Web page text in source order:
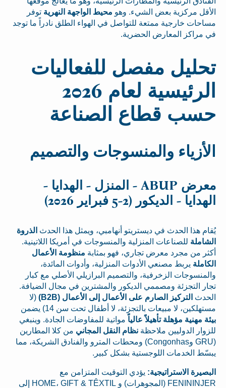
الأقل مركزية بعض الشيء. وهو محيط الواجهة النهرية توفر
مساحات خارجية ممتعة للتواصل في الهواء الطلق نادراً ما توجد
في مراكز المعارض الحضرية.
تحليل مفصل للفعاليات
الرئيسية لعام 2026
حسب قطاع الصناعة
الأزياء والمنسوجات والتصميم
معرض ABUP - المنزل - الهدايا -
الهدايا - الديكور (2-5 فبراير 2026)
يُقام هذا الحدث في ديستريتو أنهامبي، ويمثل هذا الحدث الذروة
الشاملة للصناعات المنزلية والمنسوجات في أمريكا اللاتينية.
أكثر من مجرد معرض تجاري، فهو بمثابة منظومة الأعمال
الكاملة يربط مصنعي الأدوات المنزلية، وأدوات المائدة،
والمنسوجات الزخرفية، والتصميم البرازيلي الأصلي مع كبار
تجار التجزئة ومصممي الديكور والمشترين في مجال الضيافة.
الحدث التركيز الصارم على الأعمال إلى الأعمال (B2B)
(لا
مستهلكين، لا مبيعات بالتجزئة، لا أطفال تحت سن 14) يضمن
بيئة مهنية مؤهلة تأهيلاً عالياً مواتية للمفاوضات الجادة. وينبغي
للزوار الدوليين ملاحظة نظام النقل المجاني من كلا المطارين
(GRU وCongonhas) ومحطات المترو والفنادق الشريكة، مما
يبسّط الخدمات اللوجستية بشكل كبير.
البصيرة الاستراتيجية: يؤدي التوقيت المتزامن مع
FENININJER (المجوهرات) و HOME، GIFT & TÊXTIL إلى